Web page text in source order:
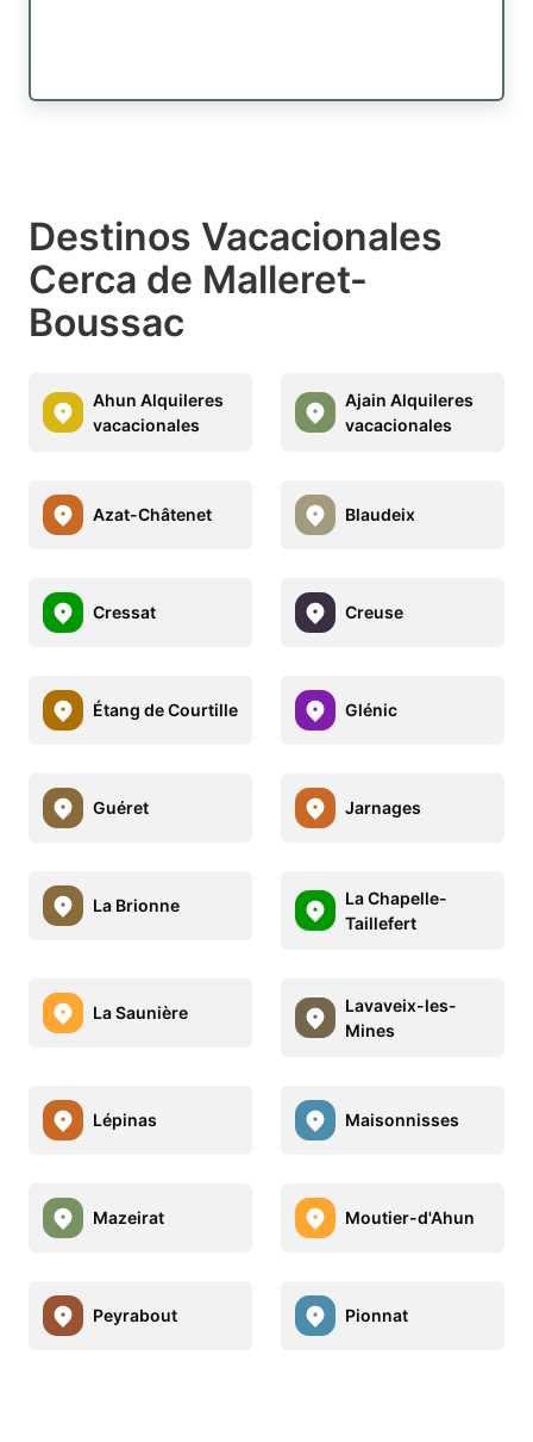
Destinos Vacacionales
Cerca de Malleret-
Boussac
Ahun Alquileres
vacacionales
Ajain Alquileres
vacacionales
Azat-Châtenet Blaudeix
Cressat Creuse
Étang de Courtille Glénic
Guéret Jarnages
La Brionne
La Chapelle-
Taillefert
La Saunière
Lavaveix-les-
Mines
Lépinas Maisonnisses
Mazeirat Moutier-d'Ahun
Peyrabout Pionnat